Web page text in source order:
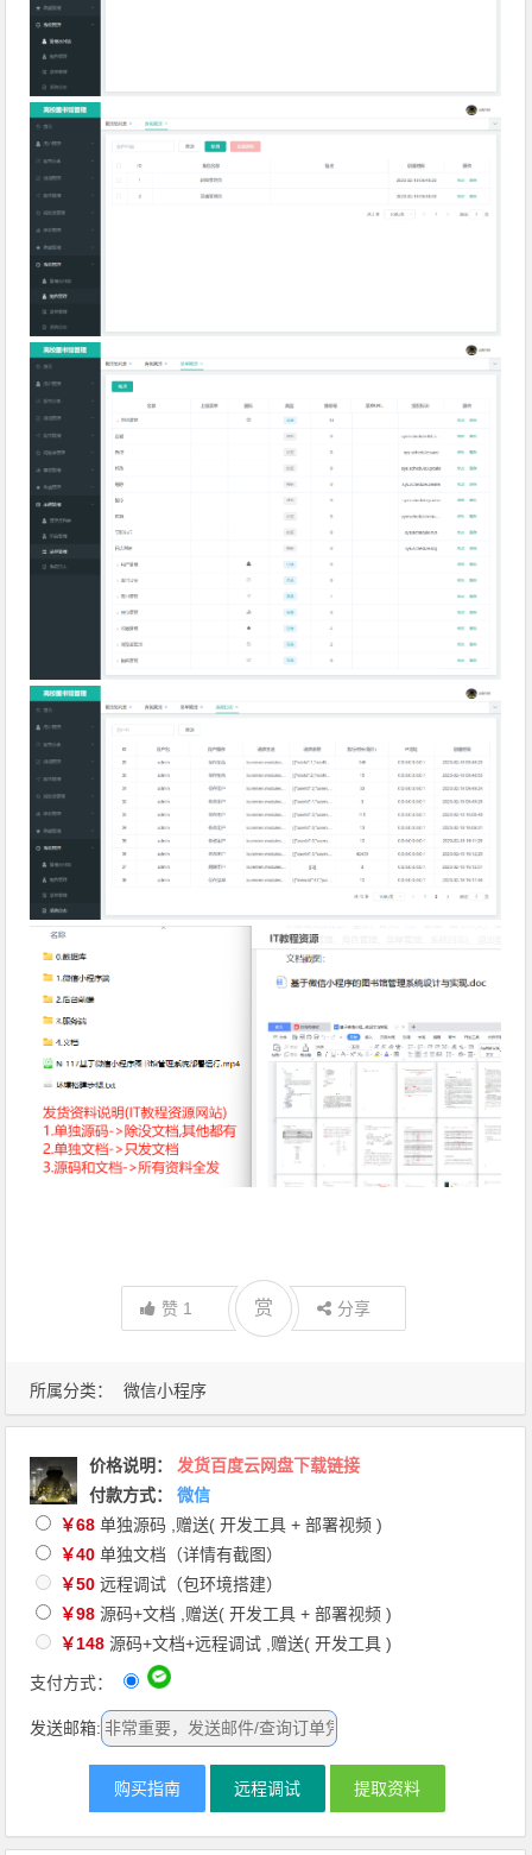
赞 1 赏
赏 分享
所属分类： 微信小程序
价格说明 ：
发货百度云网盘下载链接
付款方式：
微信
￥68单独源码 ,赠送( 开发工具 + 部署视频 )
￥40单独文档（详情有截图）
￥50远程调试（包环境搭建）
￥98源码+文档 ,赠送( 开发工具 + 部署视频 )
￥148源码+文档+远程调试 ,赠送( 开发工具 )
支付方式：
发送邮箱:
购买指南 远程调试 提取资料